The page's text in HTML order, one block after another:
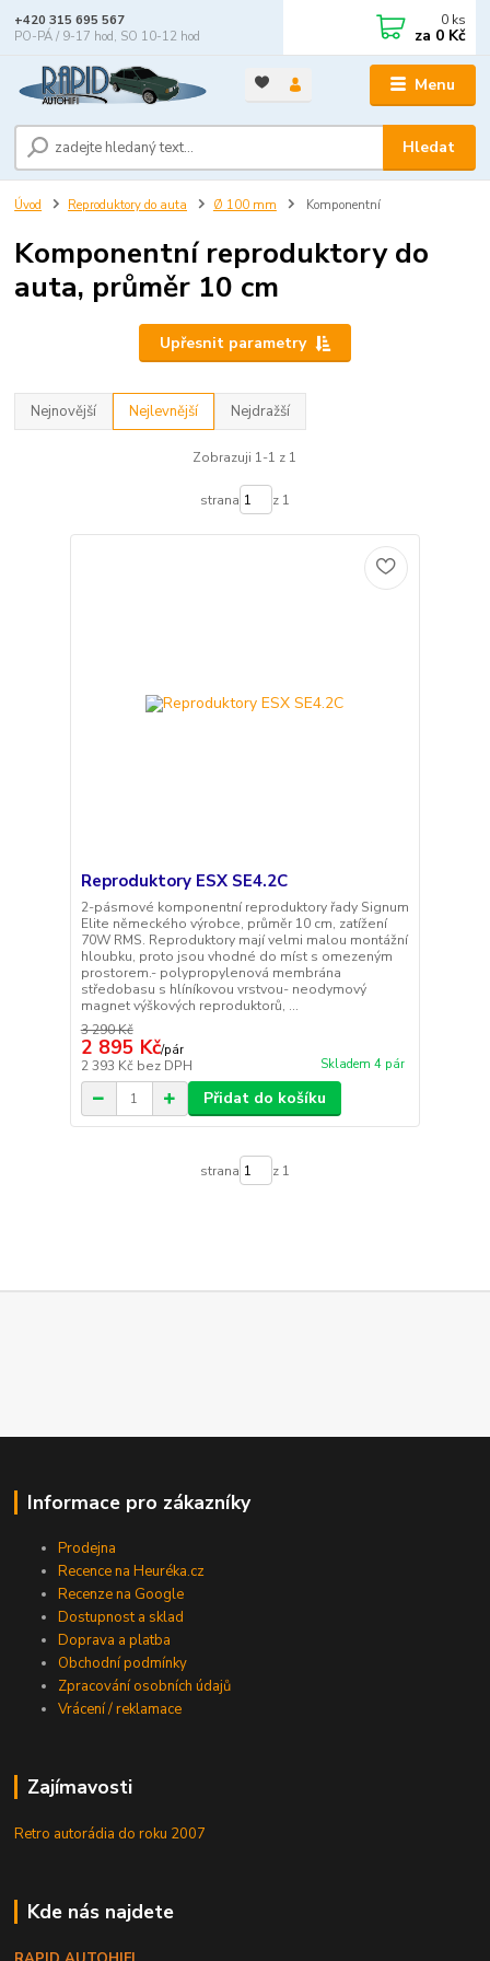
Menu
Hledat
+420 315 695 567
PO-PÁ / 9-17 hod, SO 10-12 hod
0 ks
za 0 Kč
Úvod Reproduktory do auta Ø 100 mm Komponentní
Komponentní reproduktory do
auta, průměr 10 cm
Upřesnit parametry
Nejnovější Nejlevnější Nejdražší
Zobrazuji 1-1 z 1
strana z 1
Reproduktory ESX SE4.2C
2-pásmové komponentní reproduktory řady Signum
Elite německého výrobce, průměr 10 cm, zatížení
70W RMS. Reproduktory mají velmi malou montážní
hloubku, proto jsou vhodné do míst s omezeným
prostorem.- polypropylenová membrána
středobasu s hlíníkovou vrstvou- neodymový
magnet výškových reproduktorů, ...
3 290 Kč
2 895 Kč/pár
2 393 Kč bez DPH Skladem 4 pár
Přidat do košíku
strana z 1
Informace pro zákazníky
Prodejna
Recence na Heuréka.cz
Recenze na Google
Dostupnost a sklad
Doprava a platba
Obchodní podmínky
Zpracování osobních údajů
Vrácení / reklamace
Zajímavosti
Retro autorádia do roku 2007
Kde nás najdete